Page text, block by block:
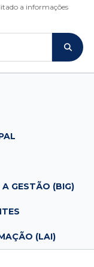
a informações
GESTÃO (BIG)
(LAI)